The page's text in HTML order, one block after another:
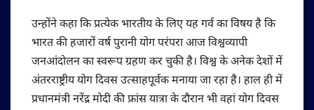
उन्होंने कहा कि प्रत्येक भारतीय के लिए यह गर्व का विषय है कि
भारत की हजारों वर्ष पुरानी योग परंपरा आज विश्वव्यापी
जनआंदोलन का स्वरूप ग्रहण कर चुकी है। विश्व के अनेक देशों में
अंतरराष्ट्रीय योग दिवस उत्साहपूर्वक मनाया जा रहा है। हाल ही में
प्रधानमंत्री नरेंद्र मोदी की फ्रांस यात्रा के दौरान भी वहां योग दिवस